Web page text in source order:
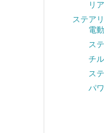
リ
ステア
電
ス
チ
ス
パ